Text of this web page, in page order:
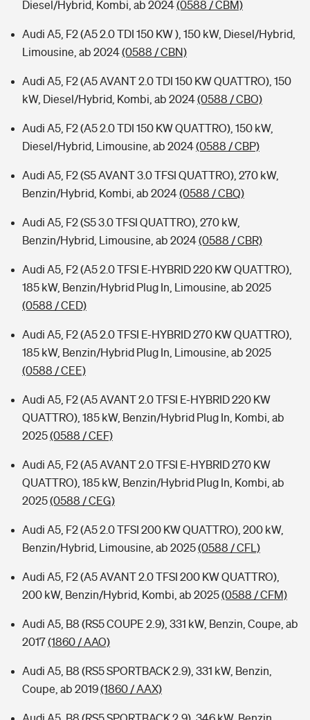
Diesel/Hybrid, Kombi, ab 2024(0588 / CBM)
Audi A5, F2 (A5 2.0 TDI 150 KW ), 150 kW, Diesel/Hybrid,
Limousine, ab 2024(0588 / CBN)
Audi A5, F2 (A5 AVANT 2.0 TDI 150 KW QUATTRO), 150
kW, Diesel/Hybrid, Kombi, ab 2024(0588 / CBO)
Audi A5, F2 (A5 2.0 TDI 150 KW QUATTRO), 150 kW,
Diesel/Hybrid, Limousine, ab 2024(0588 / CBP)
Audi A5, F2 (S5 AVANT 3.0 TFSI QUATTRO), 270 kW,
Benzin/Hybrid, Kombi, ab 2024(0588 / CBQ)
Audi A5, F2 (S5 3.0 TFSI QUATTRO), 270 kW,
Benzin/Hybrid, Limousine, ab 2024(0588 / CBR)
Audi A5, F2 (A5 2.0 TFSI E-HYBRID 220 KW QUATTRO),
185 kW, Benzin/Hybrid Plug In, Limousine, ab 2025
(0588 / CED)
Audi A5, F2 (A5 2.0 TFSI E-HYBRID 270 KW QUATTRO),
185 kW, Benzin/Hybrid Plug In, Limousine, ab 2025
(0588 / CEE)
Audi A5, F2 (A5 AVANT 2.0 TFSI E-HYBRID 220 KW
QUATTRO), 185 kW, Benzin/Hybrid Plug In, Kombi, ab
2025(0588 / CEF)
Audi A5, F2 (A5 AVANT 2.0 TFSI E-HYBRID 270 KW
QUATTRO), 185 kW, Benzin/Hybrid Plug In, Kombi, ab
2025(0588 / CEG)
Audi A5, F2 (A5 2.0 TFSI 200 KW QUATTRO), 200 kW,
Benzin/Hybrid, Limousine, ab 2025(0588 / CFL)
Audi A5, F2 (A5 AVANT 2.0 TFSI 200 KW QUATTRO),
200 kW, Benzin/Hybrid, Kombi, ab 2025(0588 / CFM)
Audi A5, B8 (RS5 COUPE 2.9), 331 kW, Benzin, Coupe, ab
2017(1860 / AAO)
Audi A5, B8 (RS5 SPORTBACK 2.9), 331 kW, Benzin,
Coupe, ab 2019(1860 / AAX)